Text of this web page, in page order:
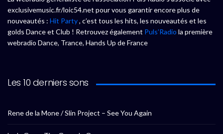
exclusivemusic.fr/loic54.net pour vous garantir encore plus de
nouveautés : Hit Party, c’est tous les hits, les nouveautés et les
golds Dance et Club ! Retrouvez également Puls’Radio la première
webradio Dance, Trance, Hands Up de France
Les 10 derniers sons
Rene de la Mone / Slin Project – See You Again